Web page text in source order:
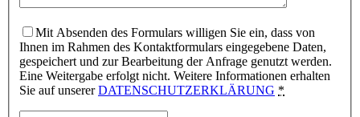
Mit Absenden des Formulars willigen Sie ein, dass von
Ihnen im Rahmen des Kontaktformulars eingegebene Daten,
gespeichert und zur Bearbeitung der Anfrage genutzt werden.
Eine Weitergabe erfolgt nicht. Weitere Informationen erhalten
Sie auf unsererDATENSCHUTZERKLÄRUNG *